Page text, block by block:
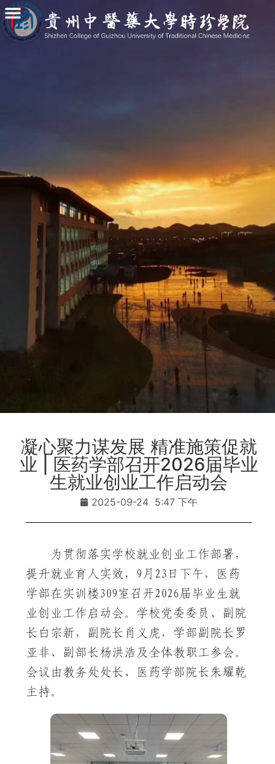
凝心聚力谋发展 精准施策促就
业 | 医药学部召开2026届毕业
生就业创业工作启动会
2025-09-24 5:47 下午
为贯彻落实学校就业创业工作部署，
提升就业育人实效，9月23日下午，医药
学部在实训楼309室召开2026届毕业生就
业创业工作启动会。学校党委委员、副院
长白宗新，副院长肖义虎，学部副院长罗
亚非、副部长杨洪浩及全体教职工参会。
会议由教务处处长、医药学部院长朱耀乾
主持。